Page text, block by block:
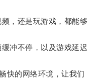
，还是玩游戏，都能够
冲不停，以及游戏延迟
的网络环境，让我们